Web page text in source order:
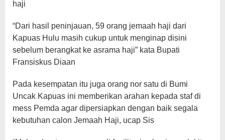
haji
“Dari hasil peninjauan, 59 orang jemaah haji dari
Kapuas Hulu masih cukup untuk menginap disini
sebelum berangkat ke asrama haji” kata Bupati
Fransiskus Diaan
Pada kesempatan itu juga orang nor satu di Bumi
Uncak Kapuas ini memberikan arahan kepada staf di
mess Pemda agar dipersiapkan dengan baik segala
kebutuhan calon Jemaah Haji, ucap Sis